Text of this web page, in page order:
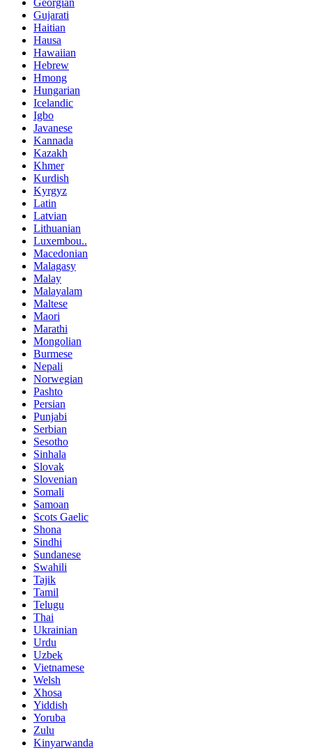
Gujarati
Haitian
Hausa
Hawaiian
Hebrew
Hmong
Hungarian
Icelandic
Igbo
Javanese
Kannada
Kazakh
Khmer
Kurdish
Kyrgyz
Latin
Latvian
Lithuanian
Luxembou..
Macedonian
Malagasy
Malay
Malayalam
Maltese
Maori
Marathi
Mongolian
Burmese
Nepali
Norwegian
Pashto
Persian
Punjabi
Serbian
Sesotho
Sinhala
Slovak
Slovenian
Somali
Samoan
Scots Gaelic
Shona
Sindhi
Sundanese
Swahili
Tajik
Tamil
Telugu
Thai
Ukrainian
Urdu
Uzbek
Vietnamese
Welsh
Xhosa
Yiddish
Yoruba
Zulu
Kinyarwanda